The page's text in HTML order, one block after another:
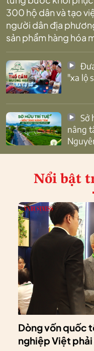
300 hộ dân và tạo
người dân địa
sản phẩm hàng hóa
"xa lộ
nâng
Nổi bật
Dòng vốn quốc
nghiệp Việt